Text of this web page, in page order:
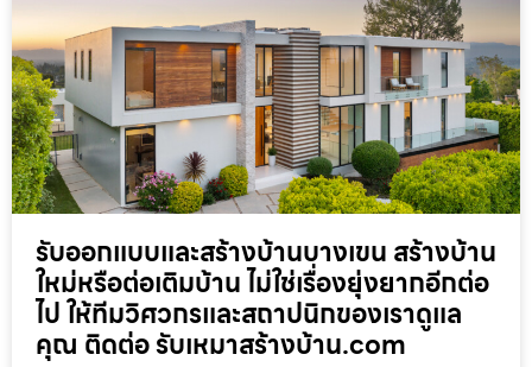
รับออกแบบและสร้างบ้านบางเขน สร้างบ้าน
ใหม่หรือต่อเติมบ้าน ไม่ใช่เรื่องยุ่งยากอีกต่อ
ไป ให้ทีมวิศวกรและสถาปนิกของเราดูแล
คุณ ติดต่อ รับเหมาสร้างบ้าน.com